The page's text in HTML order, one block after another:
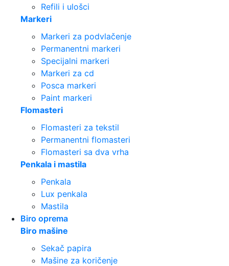
Refili i ulošci
Markeri
Markeri za podvlačenje
Permanentni markeri
Specijalni markeri
Markeri za cd
Posca markeri
Paint markeri
Flomasteri
Flomasteri za tekstil
Permanentni flomasteri
Flomasteri sa dva vrha
Penkala i mastila
Penkala
Lux penkala
Mastila
Biro oprema
Biro mašine
Sekač papira
Mašine za koričenje